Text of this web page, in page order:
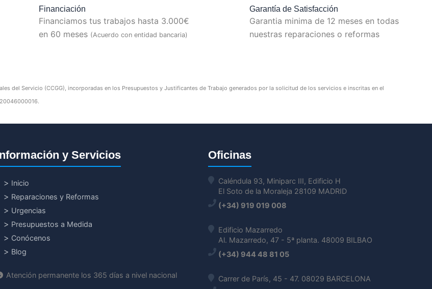
Financiación
Financiamos tus trabajos hasta 3.000€
en 60 meses (Acuerdo con entidad bancaria)
Garantía de Satisfacción
Garantia minima de 12 meses en todas
nuestras reparaciones o reformas
del Servicio (CCGG), incorporadas en los Presupuestos y Justificantes de Trabajo generados por la solicitud de los servicios e inscritas en el
y Servicios
Inicio
Reparaciones y Reformas
Urgencias
Presupuestos a Medida
Conócenos
Blog
Atención permanente los 365 días a nivel nacional
Oficinas
Caléndula 93, Miniparc III, Edificio H
El Soto de la Moraleja 28109 MADRID
(+34) 919 019 008
Edificio Mazarredo
Al. Mazarredo, 47 - 5ª planta. 48009 BILBAO
(+34) 944 48 81 05
Carrer de París, 45 - 47. 08029 BARCELONA